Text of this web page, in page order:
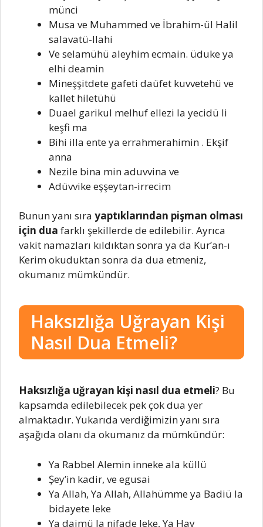
münci
Musa ve Muhammed ve İbrahim-ül Halil
salavatü-llahi
Ve selamühü aleyhim ecmain. üduke ya
elhi deamin
Mineşşitdete gafeti daüfet kuvvetehü ve
kallet hiletühü
Duael garikul melhuf ellezi la yecidü li
keşfi ma
Bihi illa ente ya errahmerahimin . Ekşif
anna
Nezile bina min aduvvina ve
Adüvvike eşşeytan-irrecim
Bunun yanı sıra yaptıklarından pişman olması
için dua farklı şekillerde de edilebilir. Ayrıca
vakit namazları kıldıktan sonra ya da Kur’an-ı
Kerim okuduktan sonra da dua etmeniz,
okumanız mümkündür.
Haksızlığa Uğrayan Kişi
Nasıl Dua Etmeli?
Haksızlığa uğrayan kişi nasıl dua etmeli? Bu
kapsamda edilebilecek pek çok dua yer
almaktadır. Yukarıda verdiğimizin yanı sıra
aşağıda olanı da okumanız da mümkündür:
Ya Rabbel Alemin inneke ala küllü
Şey’in kadir, ve egusai
Ya Allah, Ya Allah, Allahümme ya Badiü la
bidayete leke
Ya daimü la nifade leke, Ya Hay